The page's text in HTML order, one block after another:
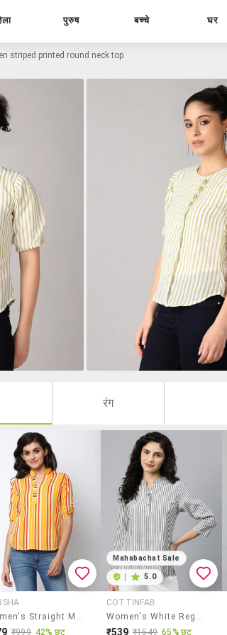
पुरुष बच्चे घर
striped printed round neck top
रंग
Women's Straight Mandarin Neck Top
₹999 42% छूट
Mahabachat Sale
5.0
COTTINFAB
Women's White Regular Fit Mandarin Neck Top
₹539 ₹1549 65% छूट